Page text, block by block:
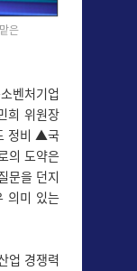
은
벤처기업
희 위원장
정비 ▲국
의 도약은
문을 던지
의미 있는
업 경쟁력